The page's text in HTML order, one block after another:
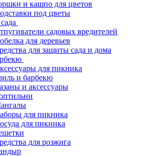
и кашпо для цветов
под цветы
садовых вредителей
для деревьев
для защиты сада и дома
для пикника
и барбекю
и аксессуары
для пикника
для пикника
для розжига